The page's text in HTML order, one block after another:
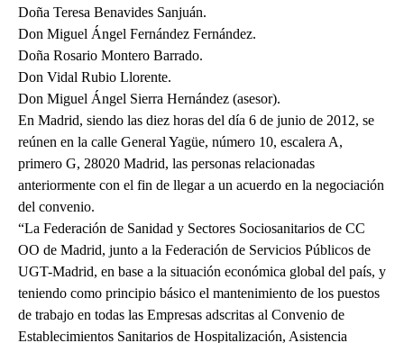
Doña Teresa Benavides Sanjuán.
Don Miguel Ángel Fernández Fernández.
Doña Rosario Montero Barrado.
Don Vidal Rubio Llorente.
Don Miguel Ángel Sierra Hernández (asesor).
En Madrid, siendo las diez horas del día 6 de junio de 2012, se
reúnen en la calle General Yagüe, número 10, escalera A,
primero G, 28020 Madrid, las personas relacionadas
anteriormente con el fin de llegar a un acuerdo en la negociación
del convenio.
“La Federación de Sanidad y Sectores Sociosanitarios de CC
OO de Madrid, junto a la Federación de Servicios Públicos de
UGT-Madrid, en base a la situación económica global del país, y
teniendo como principio básico el mantenimiento de los puestos
de trabajo en todas las Empresas adscritas al Convenio de
Establecimientos Sanitarios de Hospitalización, Asistencia